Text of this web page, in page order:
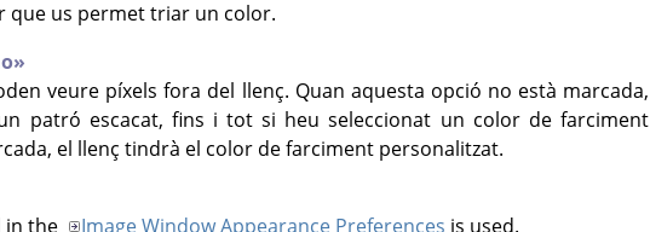
que us permet triar un color.
»
veure píxels fora del llenç. Quan aquesta opció no està marcada,
patró escacat, fins i tot si heu seleccionat un color de farciment
el llenç tindrà el color de farciment personalitzat.
in the Image Window Appearance Preferences is used.